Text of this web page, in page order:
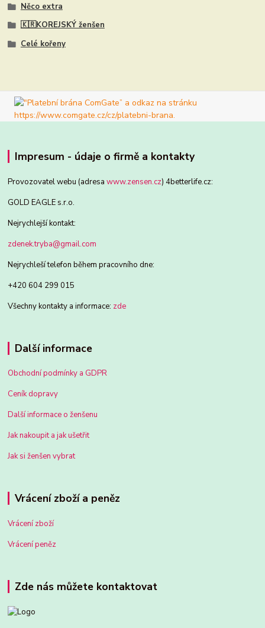
Něco extra
🇰🇷KOREJSKÝ ženšen
Celé kořeny
Impresum - údaje o firmě a kontakty
Provozovatel webu (adresawww.zensen.cz) 4betterlife.cz:
GOLD EAGLE s.r.o.
Nejrychlejší kontakt:
zdenek.tryba@gmail.com
Nejrychleší telefon během pracovního dne:
+420 604 299 015
Všechny kontakty a informace: zde
Další informace
Obchodní podmínky a GDPR
Ceník dopravy
Další informace o ženšenu
Jak nakoupit a jak ušetřit
Jak si ženšen vybrat
Vrácení zboží a peněz
Vrácení zboží
Vrácení peněz
Zde nás můžete kontaktovat